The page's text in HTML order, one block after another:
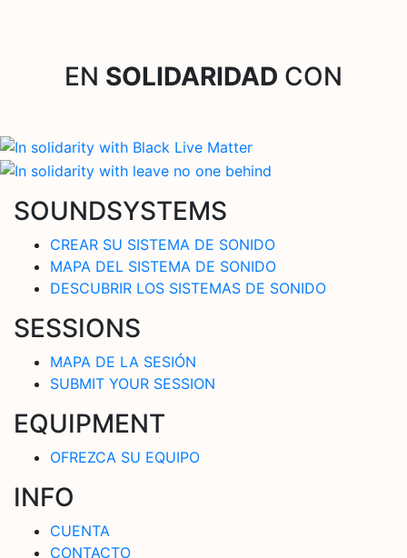
EN SOLIDARIDAD CON
SOUNDSYSTEMS
CREAR SU SISTEMA DE SONIDO
MAPA DEL SISTEMA DE SONIDO
DESCUBRIR LOS SISTEMAS DE SONIDO
SESSIONS
MAPA DE LA SESIÓN
SUBMIT YOUR SESSION
EQUIPMENT
OFREZCA SU EQUIPO
INFO
CUENTA
CONTACTO